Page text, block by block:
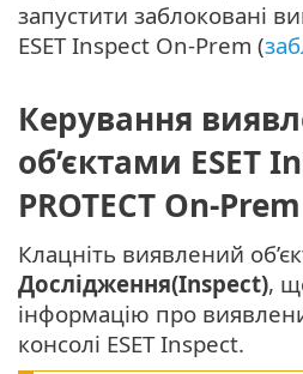
запустити заблоковані
ESET Inspect On-Prem (
Керування
об’єктами ESET
PROTECT On-Prem
Клацніть виявлений
Дослідження(Inspect),
інформацію про
консолі ESET Inspect.